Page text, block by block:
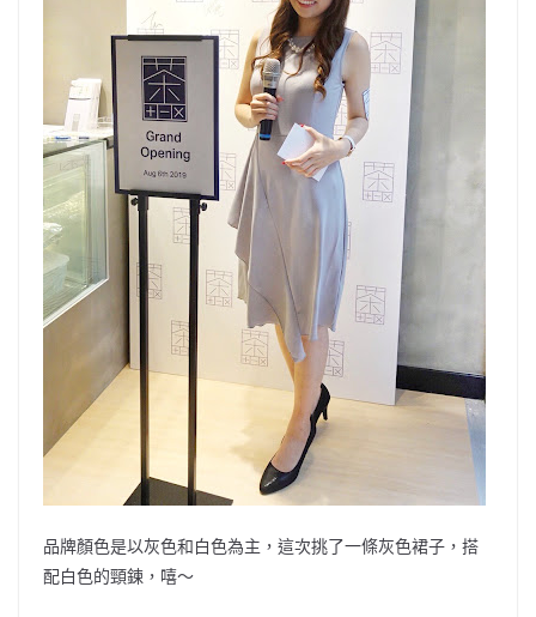
品牌顏色是以灰色和白色為主，這次挑了一條灰色裙子，搭
配白色的頸鍊，嘻～